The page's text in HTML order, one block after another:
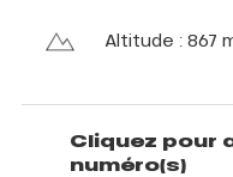
Altitude : 867
Cliquez pour
numéro(s)